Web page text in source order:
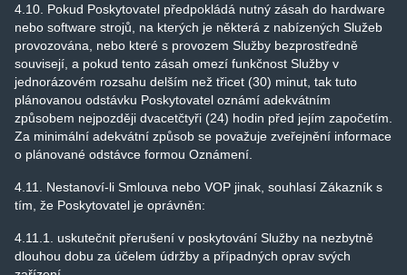
4.10. Pokud Poskytovatel předpokládá nutný zásah do hardware
nebo software strojů, na kterých je některá z nabízených Služeb
provozována, nebo které s provozem Služby bezprostředně
souvisejí, a pokud tento zásah omezí funkčnost Služby v
jednorázovém rozsahu delším než třicet (30) minut, tak tuto
plánovanou odstávku Poskytovatel oznámí adekvátním
způsobem nejpozději dvacetčtyři (24) hodin před jejím započetím.
Za minimální adekvátní způsob se považuje zveřejnění informace
o plánované odstávce formou Oznámení.
4.11. Nestanoví-li Smlouva nebo VOP jinak, souhlasí Zákazník s
tím, že Poskytovatel je oprávněn:
4.11.1. uskutečnit přerušení v poskytování Služby na nezbytně
dlouhou dobu za účelem údržby a případných oprav svých